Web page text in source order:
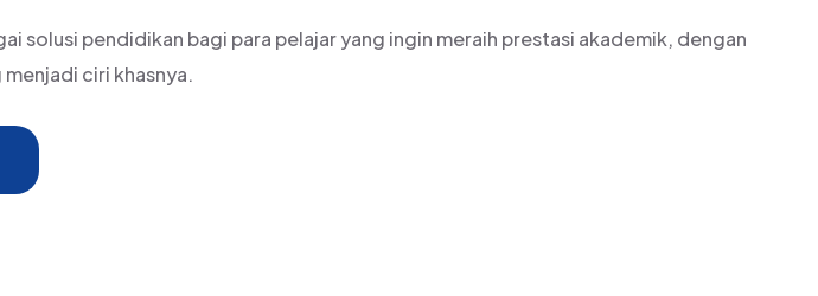
solusi pendidikan bagi para pelajar yang ingin meraih prestasi akademik, dengan
ciri khasnya.